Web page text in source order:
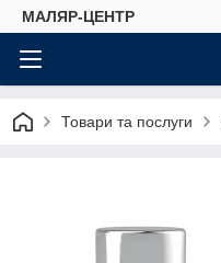
МАЛЯР-ЦЕНТР
Товари та послуги